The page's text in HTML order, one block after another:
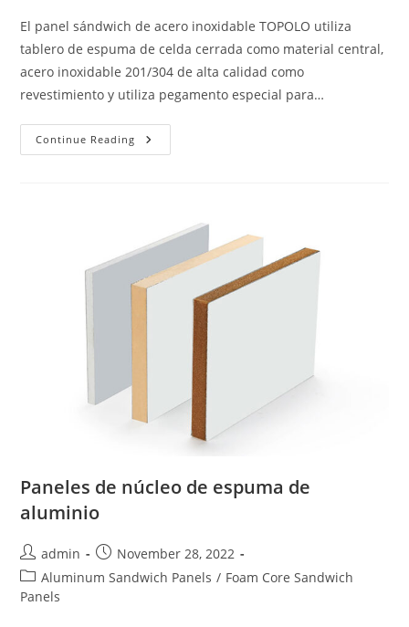
El panel sándwich de acero inoxidable TOPOLO utiliza
tablero de espuma de celda cerrada como material central,
acero inoxidable 201/304 de alta calidad como
revestimiento y utiliza pegamento especial para…
Continue Reading Paneles
Sándwich
Paneles de núcleo de espuma de
aluminio
Post
author:
admin
Post
published:
November 28, 2022
Post
category:
Aluminum Sandwich Panels / Foam Core Sandwich
Panels